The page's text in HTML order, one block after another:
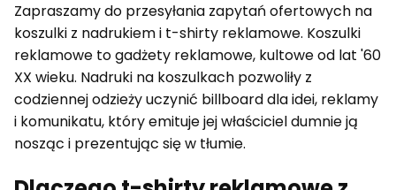
Zapraszamy do przesyłania zapytań ofertowych na
koszulki z nadrukiem i t-shirty reklamowe. Koszulki
reklamowe to gadżety reklamowe, kultowe od lat '60
XX wieku. Nadruki na koszulkach pozwoliły z
codziennej odzieży uczynić billboard dla idei, reklamy
i komunikatu, który emituje jej właściciel dumnie ją
nosząc i prezentując się w tłumie.